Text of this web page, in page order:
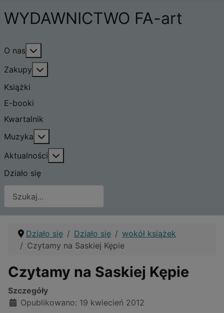
WYDAWNICTWO FA-art
O nas
Zakupy
Książki
E-booki
Kwartalnik
Muzyka
Aktualności
Działo się
Działo się Działo się
wokół książek
Czytamy na Saskiej Kępie
Czytamy na Saskiej Kępie
Szczegóły
Opublikowano: 19 kwiecień 2012